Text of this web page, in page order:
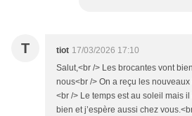
T tiot 17/03/2026 17:10
Salut,<br /> Les brocantes vont
nous<br /> On a reçu les
<br /> Le temps est au soleil mais il
bien et j’espère aussi chez